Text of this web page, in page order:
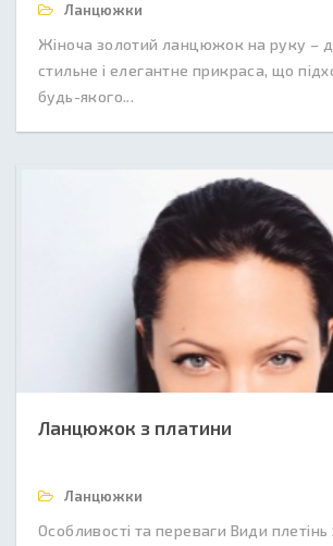
Ланцюжки
Жіноча золотий ланцюжок на руку –
стильне і елегантне прикраса, що
будь-якого...
Ланцюжок з платини
Ланцюжки
Особливості та переваги Види